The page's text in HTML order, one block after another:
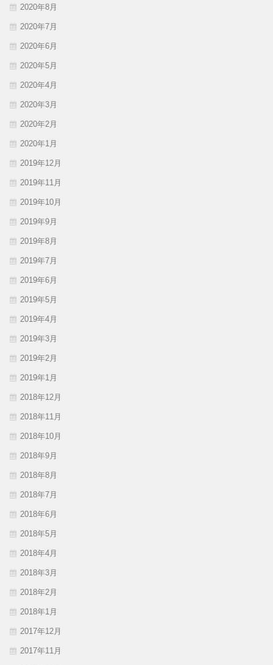
2020年8月
2020年7月
2020年6月
2020年5月
2020年4月
2020年3月
2020年2月
2020年1月
2019年12月
2019年11月
2019年10月
2019年9月
2019年8月
2019年7月
2019年6月
2019年5月
2019年4月
2019年3月
2019年2月
2019年1月
2018年12月
2018年11月
2018年10月
2018年9月
2018年8月
2018年7月
2018年6月
2018年5月
2018年4月
2018年3月
2018年2月
2018年1月
2017年12月
2017年11月